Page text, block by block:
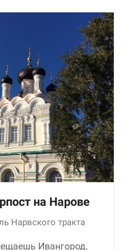
на Нарове
Нарвского тракта
Ивангород,